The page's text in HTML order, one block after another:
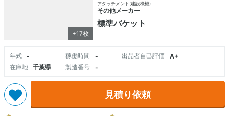
+17枚
アタッチメント(建設機械)
その他メーカー
標準バケット
年式 - 稼働時間 - 出品者自己評価
A+
在庫地
千葉県 製造番号 -
見積り依頼